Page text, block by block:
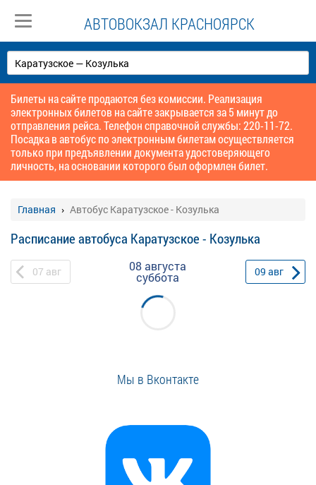
АВТОВОКЗАЛ КРАСНОЯРСК
Билеты на сайте продаются без комиссии. Реализация
электронных билетов на сайте закрывается за 5 минут до
отправления рейса. Телефон справочной службы: 220-11-72.
Посадка в автобус по электронным билетам осуществляется
только при предъявлении документа удостоверяющего
личность, на основании которого был оформлен билет.
Главная Автобус Каратузское - Козулька
Расписание автобуса Каратузское - Козулька
07 авг 08 августа
суббота 09 авг
Мы в Вконтакте